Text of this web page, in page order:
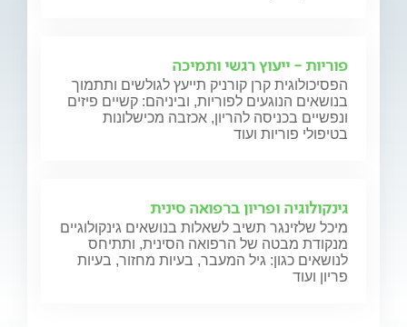
פוריות - ייעוץ רגשי ותמיכה
הפסיכולוגית קרן קורניק תייעץ לגולשים ותתמוך
בנושאים הנוגעים לפוריות, וביניהם: קשיים פיזים
ונפשיים בכניסה להריון, אכזבה מכישלונות
בטיפולי פוריות ועוד
גינקולוגיה ופריון ברפואה סינית
מיכל שלזינגר תשיב לשאלות בנושאים גינקולוגיים
מנקודת מבטה של הרפואה הסינית, ותתיחס
לנושאים כגון: גיל המעבר, בעיות מחזור, בעיות
פריון ועוד